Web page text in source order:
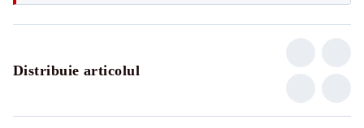
Distribuie articolul